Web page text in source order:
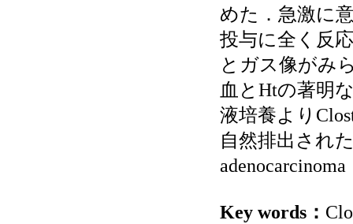
めた．急激に
投与に全く反
とガス像がみ
血とHtの著明
液培養より
自然排出され
Key words：